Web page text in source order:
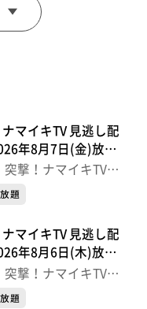
」
合があります。
している場合があり
マイキTV 見逃し配
年8月7日(金)放送
題
マイキTV 見逃し配
年8月6日(木)放送
題